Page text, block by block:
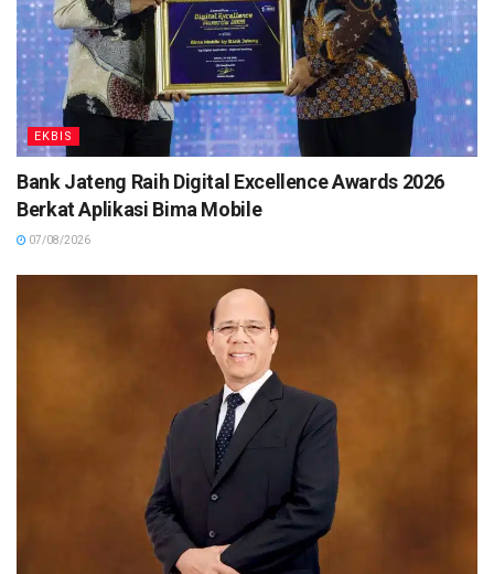
EKBIS
Bank Jateng Raih Digital Excellence Awards 2026
Berkat Aplikasi Bima Mobile
07/08/2026